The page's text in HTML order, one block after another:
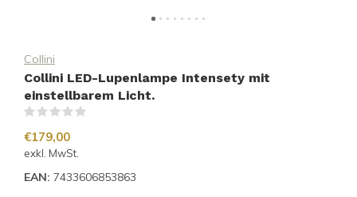
Collini
Collini LED-Lupenlampe Intensety mit
einstellbarem Licht.
€179,00
exkl. MwSt.
EAN: 7433606853863